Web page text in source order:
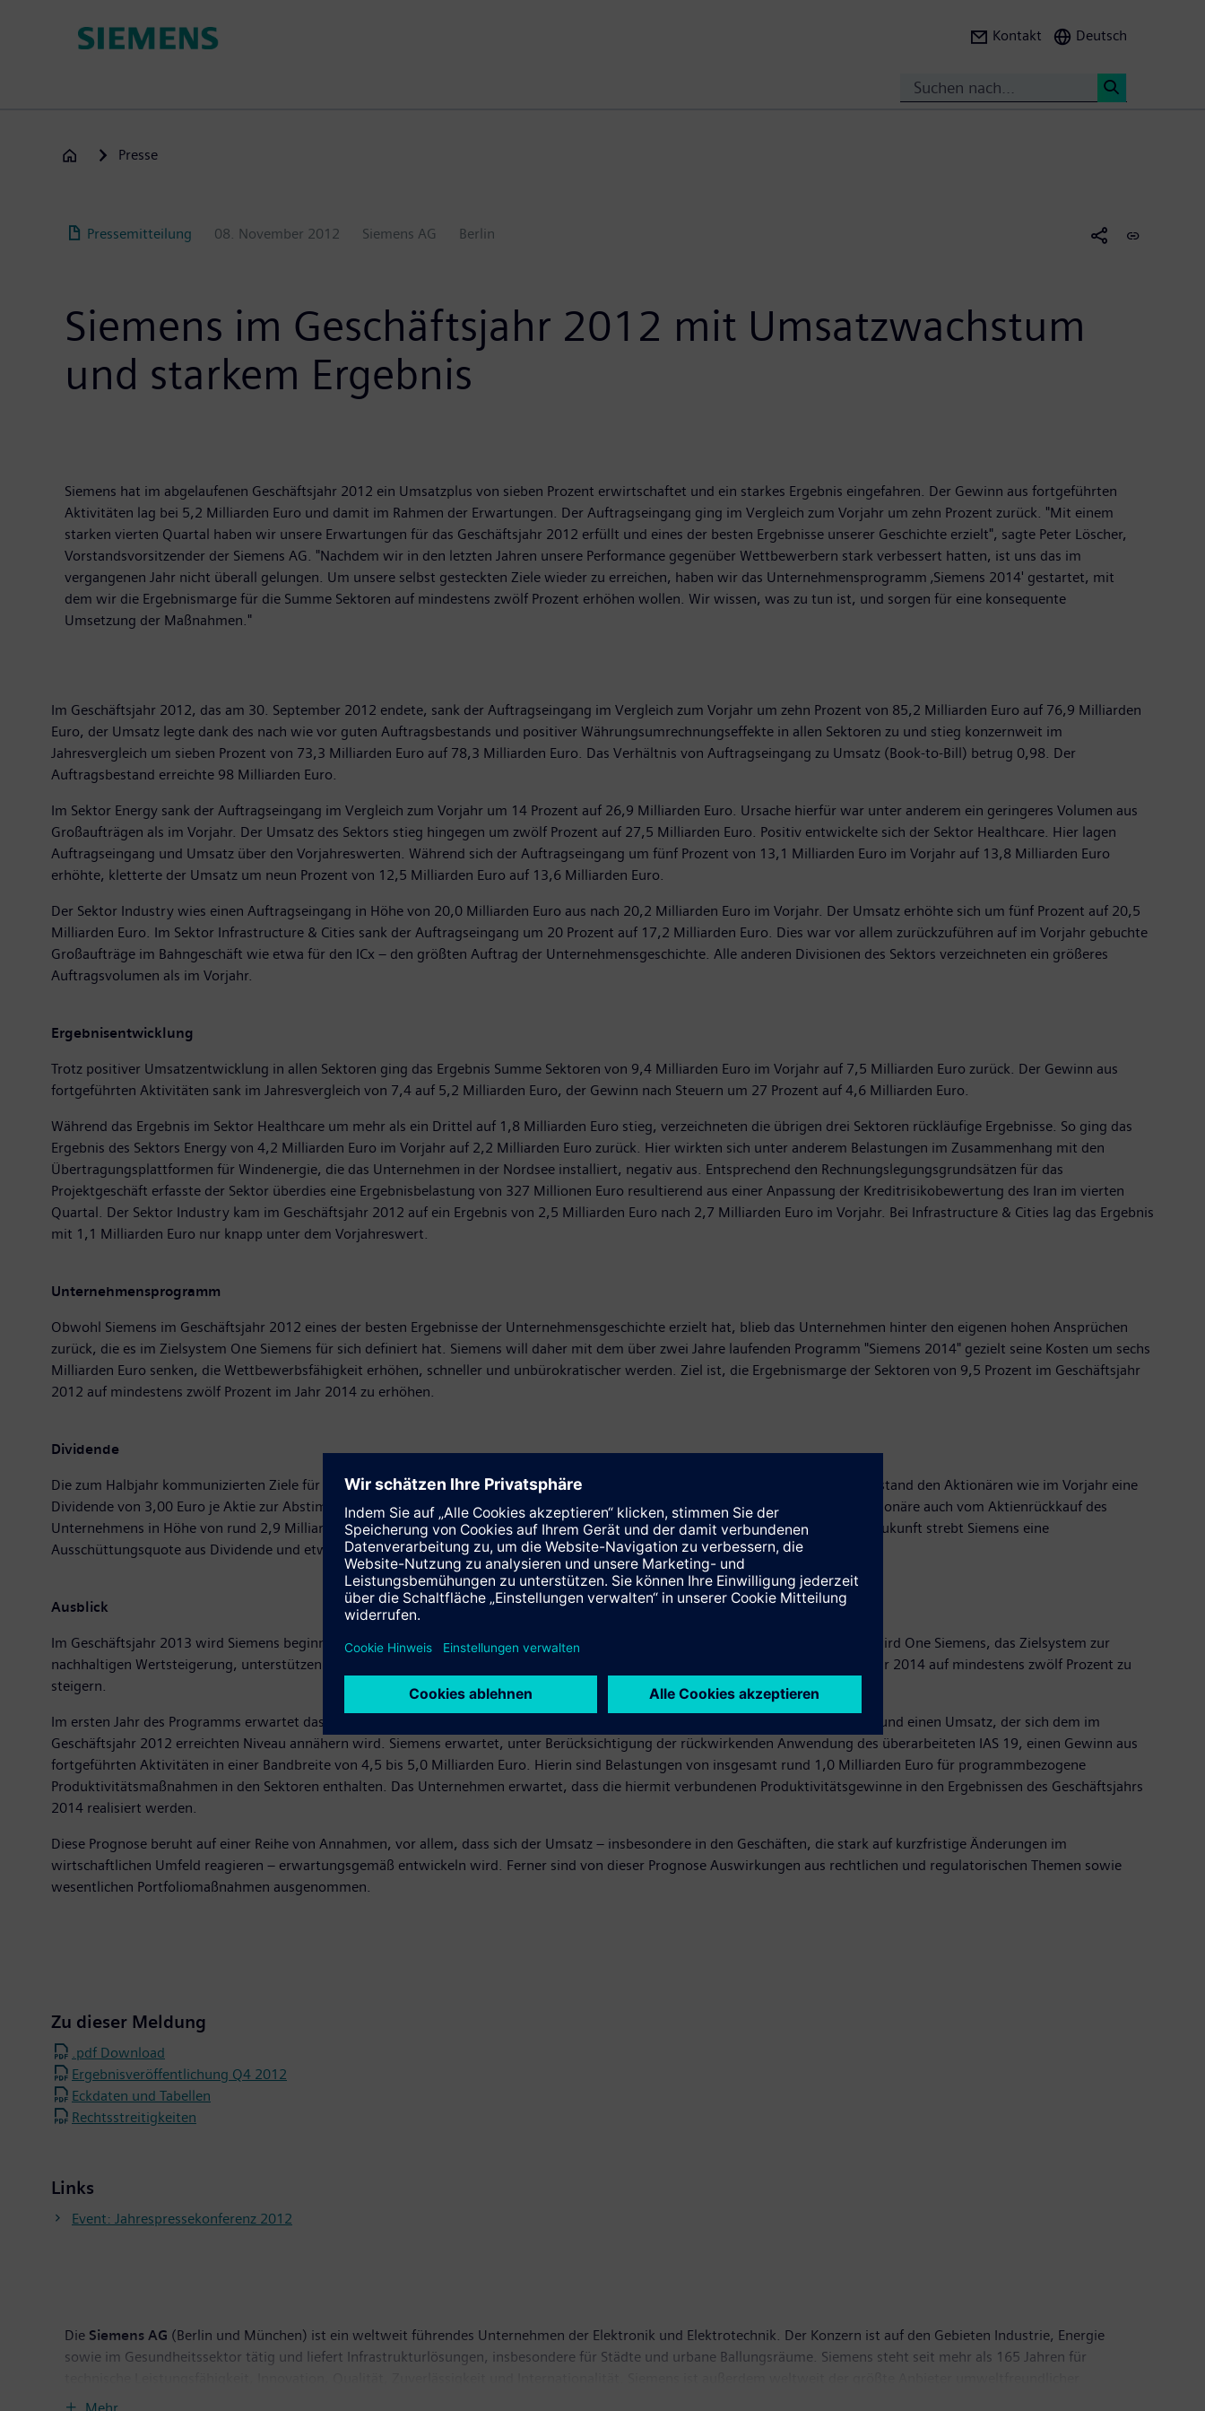
Kontakt Deutsch
Presse
Pressemitteilung 08. November 2012 Siemens AG Berlin
Siemens im Geschäftsjahr 2012 mit Umsatzwachstum
und starkem Ergebnis
Siemens hat im abgelaufenen Geschäftsjahr 2012 ein Umsatzplus von sieben Prozent erwirtschaftet und ein starkes Ergebnis eingefahren. Der Gewinn aus fortgeführten
Aktivitäten lag bei 5,2 Milliarden Euro und damit im Rahmen der Erwartungen. Der Auftragseingang ging im Vergleich zum Vorjahr um zehn Prozent zurück. "Mit einem
starken vierten Quartal haben wir unsere Erwartungen für das Geschäftsjahr 2012 erfüllt und eines der besten Ergebnisse unserer Geschichte erzielt", sagte Peter Löscher,
Vorstandsvorsitzender der Siemens AG. "Nachdem wir in den letzten Jahren unsere Performance gegenüber Wettbewerbern stark verbessert hatten, ist uns das im
vergangenen Jahr nicht überall gelungen. Um unsere selbst gesteckten Ziele wieder zu erreichen, haben wir das Unternehmensprogramm ‚Siemens 2014' gestartet, mit
dem wir die Ergebnismarge für die Summe Sektoren auf mindestens zwölf Prozent erhöhen wollen. Wir wissen, was zu tun ist, und sorgen für eine konsequente
Umsetzung der Maßnahmen."
Im Geschäftsjahr 2012, das am 30. September 2012 endete, sank der Auftragseingang im Vergleich zum Vorjahr um zehn Prozent von 85,2 Milliarden Euro auf 76,9 Milliarden
Euro, der Umsatz legte dank des nach wie vor guten Auftragsbestands und positiver Währungsumrechnungseffekte in allen Sektoren zu und stieg konzernweit im
Jahresvergleich um sieben Prozent von 73,3 Milliarden Euro auf 78,3 Milliarden Euro. Das Verhältnis von Auftragseingang zu Umsatz (Book-to-Bill) betrug 0,98. Der
Auftragsbestand erreichte 98 Milliarden Euro.
Im Sektor Energy sank der Auftragseingang im Vergleich zum Vorjahr um 14 Prozent auf 26,9 Milliarden Euro. Ursache hierfür war unter anderem ein geringeres Volumen aus
Großaufträgen als im Vorjahr. Der Umsatz des Sektors stieg hingegen um zwölf Prozent auf 27,5 Milliarden Euro. Positiv entwickelte sich der Sektor Healthcare. Hier lagen
Auftragseingang und Umsatz über den Vorjahreswerten. Während sich der Auftragseingang um fünf Prozent von 13,1 Milliarden Euro im Vorjahr auf 13,8 Milliarden Euro
erhöhte, kletterte der Umsatz um neun Prozent von 12,5 Milliarden Euro auf 13,6 Milliarden Euro.
Der Sektor Industry wies einen Auftragseingang in Höhe von 20,0 Milliarden Euro aus nach 20,2 Milliarden Euro im Vorjahr. Der Umsatz erhöhte sich um fünf Prozent auf 20,5
Milliarden Euro. Im Sektor Infrastructure & Cities sank der Auftragseingang um 20 Prozent auf 17,2 Milliarden Euro. Dies war vor allem zurückzuführen auf im Vorjahr gebuchte
Großaufträge im Bahngeschäft wie etwa für den ICx – den größten Auftrag der Unternehmensgeschichte. Alle anderen Divisionen des Sektors verzeichneten ein größeres
Auftragsvolumen als im Vorjahr.
Ergebnisentwicklung
Trotz positiver Umsatzentwicklung in allen Sektoren ging das Ergebnis Summe Sektoren von 9,4 Milliarden Euro im Vorjahr auf 7,5 Milliarden Euro zurück. Der Gewinn aus
fortgeführten Aktivitäten sank im Jahresvergleich von 7,4 auf 5,2 Milliarden Euro, der Gewinn nach Steuern um 27 Prozent auf 4,6 Milliarden Euro.
Während das Ergebnis im Sektor Healthcare um mehr als ein Drittel auf 1,8 Milliarden Euro stieg, verzeichneten die übrigen drei Sektoren rückläufige Ergebnisse. So ging das
Ergebnis des Sektors Energy von 4,2 Milliarden Euro im Vorjahr auf 2,2 Milliarden Euro zurück. Hier wirkten sich unter anderem Belastungen im Zusammenhang mit den
Übertragungsplattformen für Windenergie, die das Unternehmen in der Nordsee installiert, negativ aus. Entsprechend den Rechnungslegungsgrundsätzen für das
Projektgeschäft erfasste der Sektor überdies eine Ergebnisbelastung von 327 Millionen Euro resultierend aus einer Anpassung der Kreditrisikobewertung des Iran im vierten
Quartal. Der Sektor Industry kam im Geschäftsjahr 2012 auf ein Ergebnis von 2,5 Milliarden Euro nach 2,7 Milliarden Euro im Vorjahr. Bei Infrastructure & Cities lag das Ergebnis
mit 1,1 Milliarden Euro nur knapp unter dem Vorjahreswert.
Unternehmensprogramm
Obwohl Siemens im Geschäftsjahr 2012 eines der besten Ergebnisse der Unternehmensgeschichte erzielt hat, blieb das Unternehmen hinter den eigenen hohen Ansprüchen
zurück, die es im Zielsystem One Siemens für sich definiert hat. Siemens will daher mit dem über zwei Jahre laufenden Programm "Siemens 2014" gezielt seine Kosten um sechs
Milliarden Euro senken, die Wettbewerbsfähigkeit erhöhen, schneller und unbürokratischer werden. Ziel ist, die Ergebnismarge der Sektoren von 9,5 Prozent im Geschäftsjahr
2012 auf mindestens zwölf Prozent im Jahr 2014 zu erhöhen.
Dividende
Die zum Halbjahr kommunizierten Ziele für das Geschäftsjahr 2012 wurden erreicht. Darauf basierend schlagen Aufsichtsrat und Vorstand den Aktionären wie im Vorjahr eine
Dividende von 3,00 Euro je Aktie zur Abstimmung auf der Hauptversammlung im Januar 2013 vor. Zusätzlich haben die Siemens-Aktionäre auch vom Aktienrückkauf des
Unternehmens in Höhe von rund 2,9 Milliarden Euro der vergangenen Monate profitiert, der gestern abgeschlossen wurde. Für die Zukunft strebt Siemens eine
Ausschüttungsquote aus Dividende und etwaigen Aktienrückkäufen von 40 bis 60 Prozent an.
Ausblick
Im Geschäftsjahr 2013 wird Siemens beginnen, das unternehmensweite Programm "Siemens 2014" umzusetzen. Dieses Programm wird One Siemens, das Zielsystem zur
nachhaltigen Wertsteigerung, unterstützen. Ziel des Programms ist es, die Ergebnismarge der Summe Sektoren bis zum Geschäftsjahr 2014 auf mindestens zwölf Prozent zu
steigern.
Im ersten Jahr des Programms erwartet das Unternehmen – auf organischer Basis – ein moderates Wachstum des Auftragseingangs und einen Umsatz, der sich dem im
Geschäftsjahr 2012 erreichten Niveau annähern wird. Siemens erwartet, unter Berücksichtigung der rückwirkenden Anwendung des überarbeiteten IAS 19, einen Gewinn aus
fortgeführten Aktivitäten in einer Bandbreite von 4,5 bis 5,0 Milliarden Euro. Hierin sind Belastungen von insgesamt rund 1,0 Milliarden Euro für programmbezogene
Produktivitätsmaßnahmen in den Sektoren enthalten. Das Unternehmen erwartet, dass die hiermit verbundenen Produktivitätsgewinne in den Ergebnissen des Geschäftsjahrs
2014 realisiert werden.
Diese Prognose beruht auf einer Reihe von Annahmen, vor allem, dass sich der Umsatz – insbesondere in den Geschäften, die stark auf kurzfristige Änderungen im
wirtschaftlichen Umfeld reagieren – erwartungsgemäß entwickeln wird. Ferner sind von dieser Prognose Auswirkungen aus rechtlichen und regulatorischen Themen sowie
wesentlichen Portfoliomaßnahmen ausgenommen.
Zu dieser Meldung
.pdf Download
Ergebnisveröffentlichung Q4 2012
Eckdaten und Tabellen
Rechtsstreitigkeiten
Links
Event: Jahrespressekonferenz 2012
Die Siemens AG (Berlin und München) ist ein weltweit führendes Unternehmen der Elektronik und Elektrotechnik. Der Konzern ist auf den Gebieten Industrie, Energie
sowie im Gesundheitssektor tätig und liefert Infrastrukturlösungen, insbesondere für Städte und urbane Ballungsräume. Siemens steht seit mehr als 165 Jahren für
Technologien. Rund 40 Prozent des Konzernumsatzes entfallen auf grüne Produkte und Lösungen. Insgesamt erzielte Siemens im vergangenen Geschäftsjahr, das am 30.
Mehr